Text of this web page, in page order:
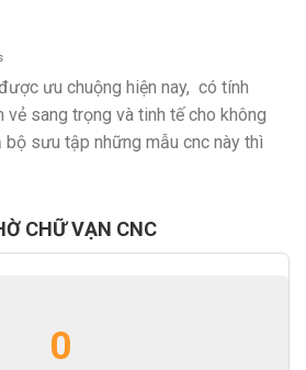
ưu chuộng hiện nay, có tính
sang trọng và tinh tế cho không
sưu tập những mẫu cnc này thì
CHỮ VẠN CNC
0